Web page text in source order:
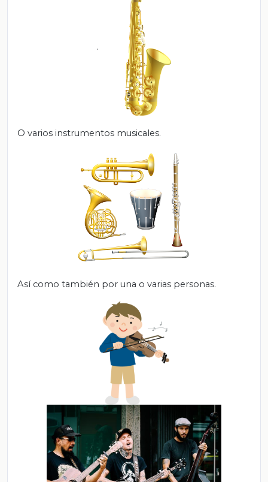
.
O varios instrumentos musicales.
Así como también por una o varias personas.